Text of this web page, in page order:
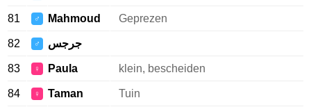
81 ♂ Mahmoud Geprezen
82 ♂ جرجس
83 ♀ Paula klein, bescheiden
84 ♀ Taman Tuin